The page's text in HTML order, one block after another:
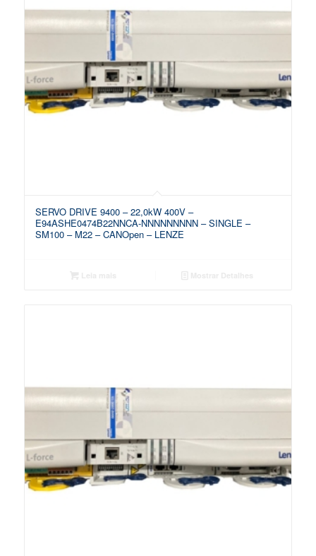
SERVO DRIVE 9400 – 22,0kW 400V –
E94ASHE0474B22NNCA-NNNNNNNNN – SINGLE –
SM100 – M22 – CANOpen – LENZE